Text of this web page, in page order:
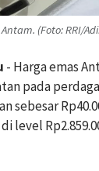
(Foto: RRI/
- Harga emas
pada
sebesar
level